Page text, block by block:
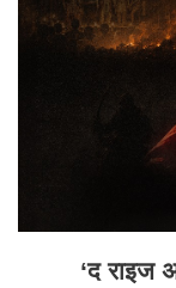
‘द राइज